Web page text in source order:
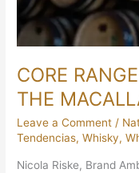
CORE
THE
Leave a Comment /
Tendencias,Whisky,
Nicola Riske, Brand